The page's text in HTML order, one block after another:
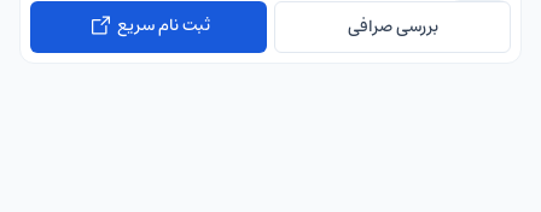
بررسی صرافی
ثبت نام سریع